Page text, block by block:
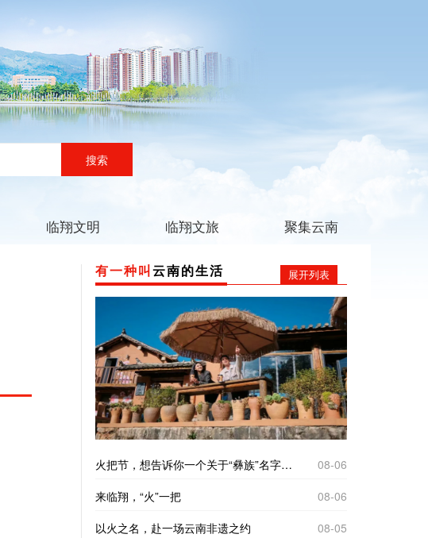
搜索
临翔文明 临翔文旅 聚集云南
有一种叫云南的生活 展开列表
火把节，想告诉你一个关于“彝族”名字的故事
08-06
来临翔，“火”一把
08-06
以火之名，赴一场云南非遗之约
08-05